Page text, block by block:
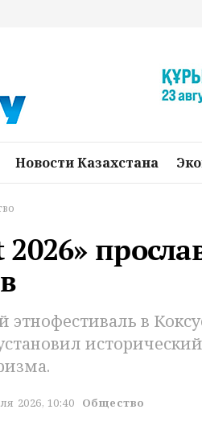
Новости Казахстана
2026»
этнофестиваль в
2026, 10:40 Общество